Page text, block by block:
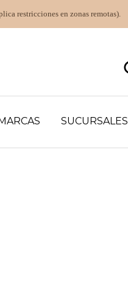
restricciones en zonas remotas).
MARCAS SUCURSALES